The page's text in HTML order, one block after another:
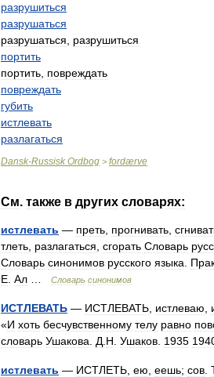
разрушиться
разрушаться
разрушаться
разрушиться
портить
портить повреждать
повреждать
губить
истлевать
разлагаться
Dansk-Russisk Ordbog > fordærve
См. также в других словарях:
истлевать — преть прогнивать
тлеть разлагаться сгорать Словарь
Словарь синонимов русского языка
Е Ал Словарь синонимов
ИСТЛЕВАТЬ — ИСТЛЕВАТЬ истлеваю
«И хоть бесчувственному телу равно
словарь Ушакова Д Н Ушаков 1935
истлевать — ИСТЛЕТЬ ею еешь; сов